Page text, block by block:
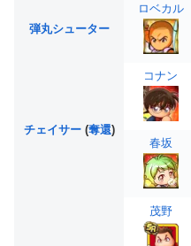
弾丸シューター
ロベカル
チェイサー(奪還)
コナン
春坂
茂野